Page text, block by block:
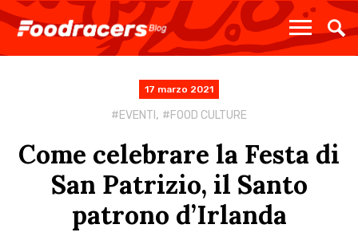
17 marzo 2021
EVENTI , FOOD CULTURE
Come celebrare la Festa di
San Patrizio, il Santo
patrono d’Irlanda